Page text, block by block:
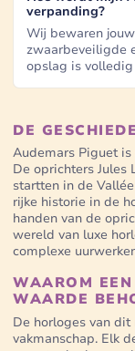
verpanding?
Wij bewaren
zwaarbeveiligde
opslag is
DE
Audemars Piguet
De oprichters Jules
startten in de
rijke historie in de
handen van de
wereld van luxe
complexe
WAAROM
WAARDE
De horloges van
vakmanschap. Elk